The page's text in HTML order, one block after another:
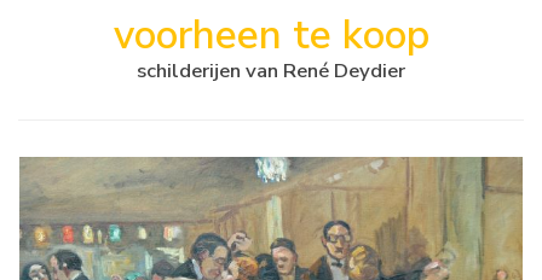
voorheen te koop
schilderijen van René Deydier